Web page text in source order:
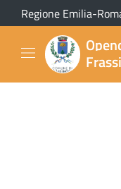
Salta al contenuto
Regione Emilia-